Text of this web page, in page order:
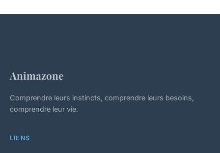
Animazone
Comprendre leurs instincts, comprendre leurs besoins,
comprendre leur vie.
LIENS